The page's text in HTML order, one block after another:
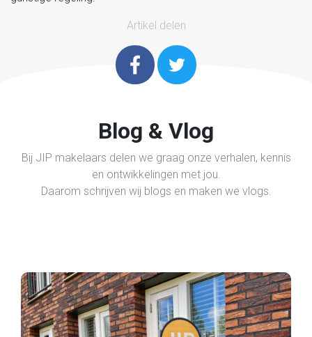
Artikel delen
Blog & Vlog
Bij JIP makelaars delen we graag onze verhalen, kennis
en ontwikkelingen met jou.
Daarom schrijven wij blogs en maken we vlogs.